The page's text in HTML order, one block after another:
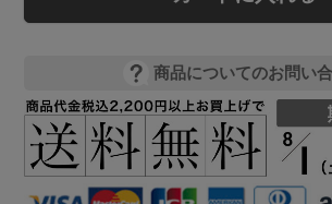
商品についてのお問い